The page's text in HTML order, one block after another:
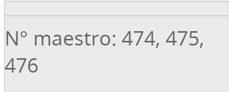
N° maestro: 474, 475,
476